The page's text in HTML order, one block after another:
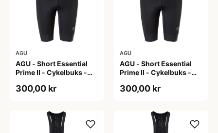
AGU
AGU - Short Essential
Prime II - Cykelbuks -
300,00 kr
AGU
AGU - Short Essential
Prime II - Cykelbuks -
300,00 kr